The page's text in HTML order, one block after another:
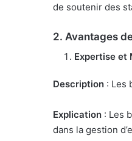
de soutenir des
2. Avantages
Expertise et
Description : Les
Explication : Les
dans la gestion